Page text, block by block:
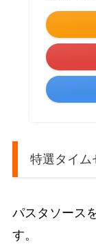
特選タイム
パスタソース
す。